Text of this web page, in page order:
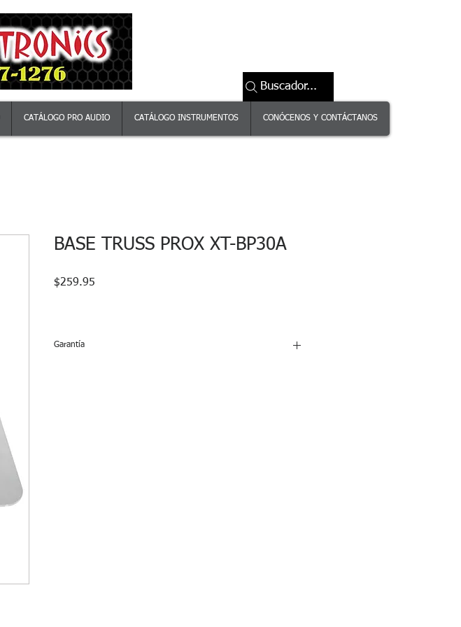
Buscador...
CATÁLOGO PRO AUDIO CATÁLOGO INSTRUMENTOS CONÓCENOS Y CONTÁCTANOS
BASE TRUSS PROX XT-BP30A
$259.95
Garantía